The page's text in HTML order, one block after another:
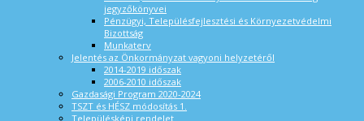
jegyzőkönyvei
Pénzügyi, Településfejlesztési és Környezetvédelmi
Bizottság
Munkaterv
Jelentés az Önkormányzat vagyoni helyzetéről
2014-2019 időszak
2006-2010 időszak
Gazdasági Program 2020-2024
TSZT és HÉSZ módosítás 1.
Településképi rendelet